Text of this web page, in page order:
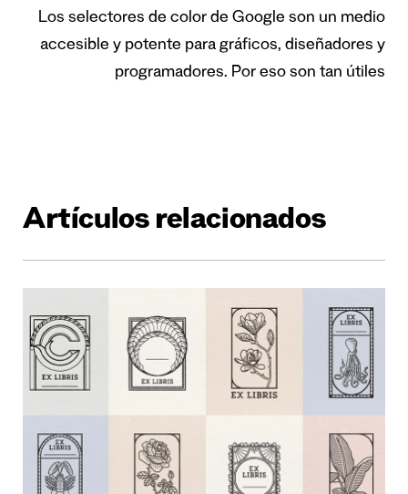
Los selectores de color de Google son un medio
accesible y potente para gráficos, diseñadores y
programadores. Por eso son tan útiles
Artículos relacionados